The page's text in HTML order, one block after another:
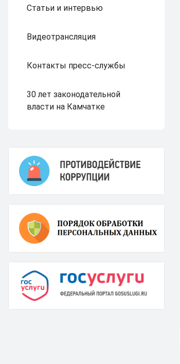
Статьи и интервью
Видеотрансляция
Контакты пресс-службы
30 лет законодательной
власти на Камчатке